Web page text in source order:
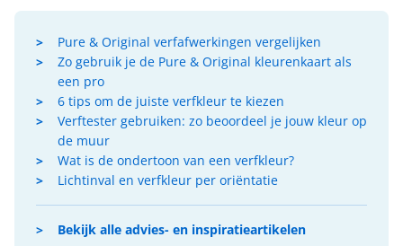
Pure & Original verfafwerkingen vergelijken
Zo gebruik je de Pure & Original kleurenkaart als
een pro
6 tips om de juiste verfkleur te kiezen
Verftester gebruiken: zo beoordeel je jouw kleur op
de muur
Wat is de ondertoon van een verfkleur?
Lichtinval en verfkleur per oriëntatie
Bekijk alle advies- en inspiratieartikelen